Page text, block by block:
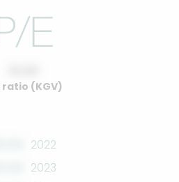
ratio (KGV)
2022
2023